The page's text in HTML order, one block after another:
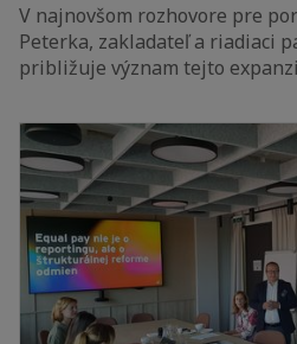
V najnovšom rozhovore pre
Peterka, zakladateľ a riadiaci
približuje význam tejto